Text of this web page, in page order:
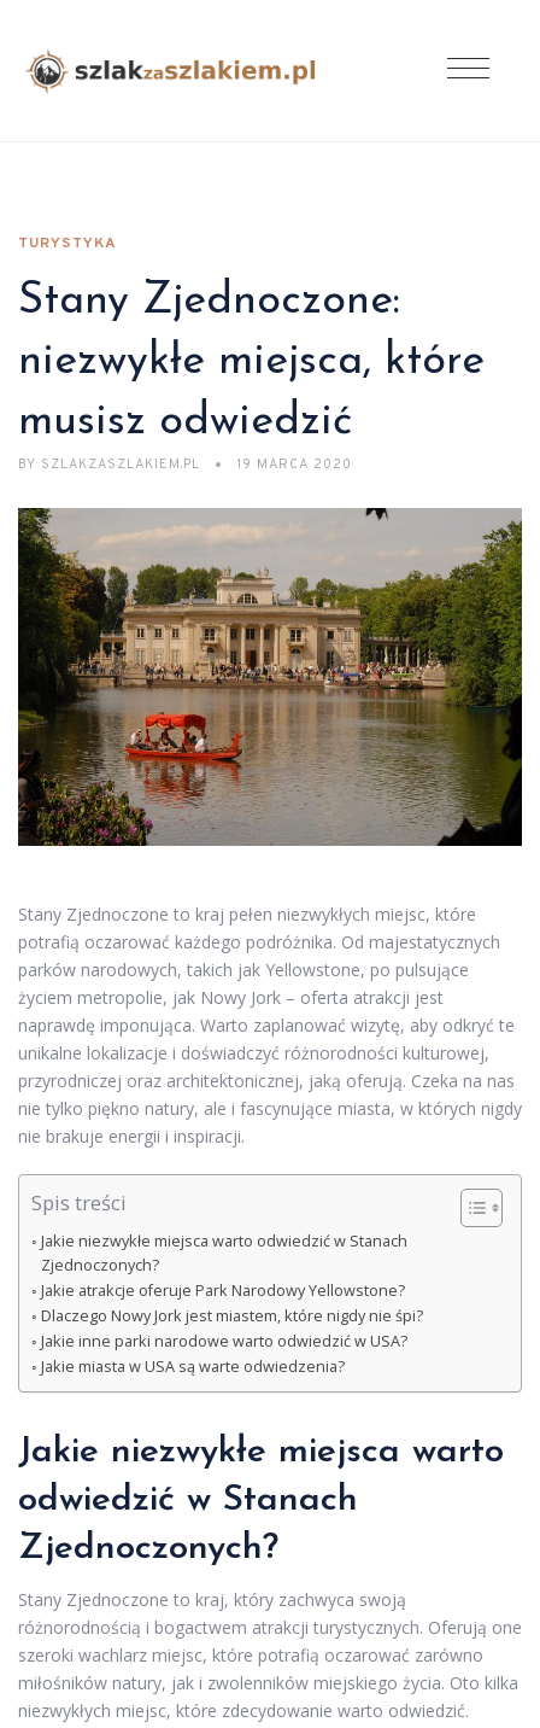
TURYSTYKA
Stany Zjednoczone:
niezwykłe miejsca, które
musisz odwiedzić
BY SZLAKZASZLAKIEM.PL 19 MARCA 2020
Stany Zjednoczone to kraj pełen niezwykłych miejsc, które
potrafią oczarować każdego podróżnika. Od majestatycznych
parków narodowych, takich jak Yellowstone, po pulsujące
życiem metropolie, jak Nowy Jork – oferta atrakcji jest
naprawdę imponująca. Warto zaplanować wizytę, aby odkryć te
unikalne lokalizacje i doświadczyć różnorodności kulturowej,
przyrodniczej oraz architektonicznej, jaką oferują. Czeka na nas
nie tylko piękno natury, ale i fascynujące miasta, w których nigdy
nie brakuje energii i inspiracji.
Spis treści
Jakie niezwykłe miejsca warto odwiedzić w Stanach
Zjednoczonych?
Jakie atrakcje oferuje Park Narodowy Yellowstone?
Dlaczego Nowy Jork jest miastem, które nigdy nie śpi?
Jakie inne parki narodowe warto odwiedzić w USA?
Jakie miasta w USA są warte odwiedzenia?
Jakie niezwykłe miejsca warto
odwiedzić w Stanach
Zjednoczonych?
Stany Zjednoczone to kraj, który zachwyca swoją
różnorodnością i bogactwem atrakcji turystycznych. Oferują one
szeroki wachlarz miejsc, które potrafią oczarować zarówno
miłośników natury, jak i zwolenników miejskiego życia. Oto kilka
niezwykłych miejsc, które zdecydowanie warto odwiedzić.